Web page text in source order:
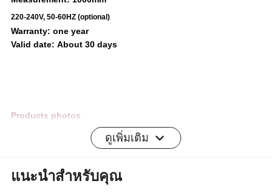
220-240V, 50-60HZ (optional)
Warranty: one year
Valid date: About 30 days
Products photos
Our services
Every product will be tested in the factory line before packed
Sample can be offered for you inspection
ดูเพิ่มเติม
แนะนำสำหรับคุณ